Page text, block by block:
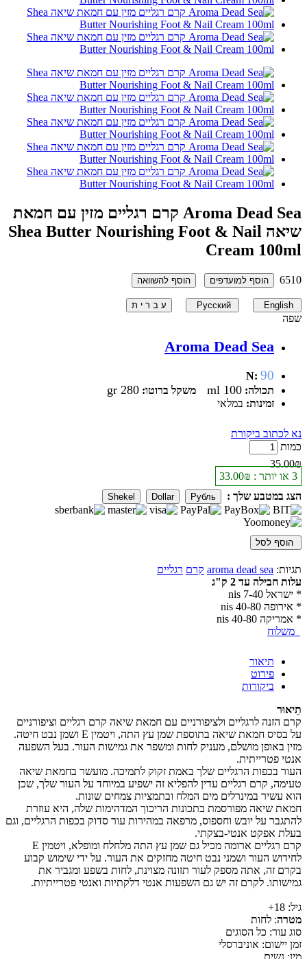
Aroma Dead Sea קרם רגליים מזין עם חמאת
שיאה Shea Butter Nourishing Foot & Nail
Cream 100ml
6510 הוסף למועדפים הוסף להשוואה
ע ב ר י ת
שפה
Aroma Dead Sea
N: 90
תכולה: 100 ml משקל ברוטו: 280 gr
זמינות: במלאי
נא לכתוב ביקורת
כמות
35.00₪
3 או יותר : 33.00₪
הצג במטבע שלך :
Рубль
Dollar
Shekel
הוסף לסל
תגיות: aroma dead sea קרם רגליים
עלות חבילה עד 2 ק"ג
* ישראל 7-40 nis
* אירופה 40-80 nis
* אמריקה 40-80 nis
משלוח
תיאור
פירוט
ביקורות
תֵיאוּר
קרם הזנה לרגליים ולציפורניים עם חמאת שיאה קרם רגליים וציפורניים
על בסיס חמאת שיאה בתוספת שמן עץ התה, ויטמין E ושמן נבט חיטה.
מזין באופן מושלם, מעניק לחות ומשפר את גמישות העור. בעל השפעה
אנטי פטרייתית.
העור בכפות הרגליים שלך באמת זקוק לתמיכה. מועשר בחמאת שיאה
טעימה, קרם רגליים עדין להפליא זה ישפיע במיוחד על העור שלך, שכן
הוא עשיר במינרלים מים המלח ובתמציות צמחים שונות.
חמאת שיאה מפורסמת בתכונות הריכוך המדהימות שלה, היא עוזרת
להתגבר על יובש וחספוס, מרפאה במהירות עור סדוק בכפות הרגליים, וגם
בעלת אפקט אנטי-בצקתי.
קרם רגליים ארומה מכיל גם שמן עץ התה מלחלח ומופלא, ויטמין E
לחידוש העור ושמני נבט חיטה מחזקים את העור. על ידי שימוש קבוע
בקרם זה, אתה מספק לעור תזונה מצוינת, לחות בשפע ומגביר את
גמישותו. לקרם זה יש גם השפעות אנטי דלקתיות ואנטי פטרייתיות.
גיל: 18+
מטרה: לחות
סוג עור: כל הסוגים
זמן יישום: אוניברסלי